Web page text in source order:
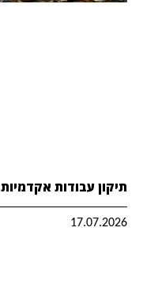
תיקון עבודות אקדמיות
17.07.2026